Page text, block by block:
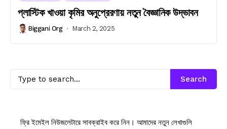
প্লাস্টিক খাওয়া কৃমির অনুপ্রেরণায় নতুন বৈজ্ঞানিক উদ্ভাবন
Biggani Org March 2, 2025
Search
ফ্রি ইমেইল নিউজলেটারে সাবক্রাইব করে নিন। আমাদের নতুন লেখাগুলি